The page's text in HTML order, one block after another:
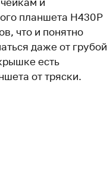
планшета H430P
что и понятно
даже от грубой
есть
от тряски.